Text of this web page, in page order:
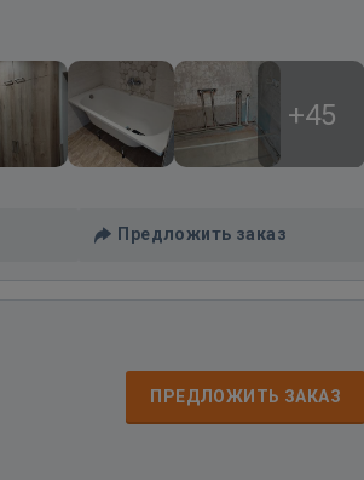
+45
Предложить заказ
ПРЕДЛОЖИТЬ ЗАКАЗ